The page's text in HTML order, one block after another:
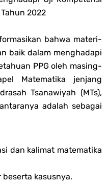
2022
bahwa materi-
baik dalam menghadapi
PPG oleh masing-
Matematika jenjang
Tsanawiyah (MTs),
adalah sebagai
dan kalimat matematika
beserta kasusnya.